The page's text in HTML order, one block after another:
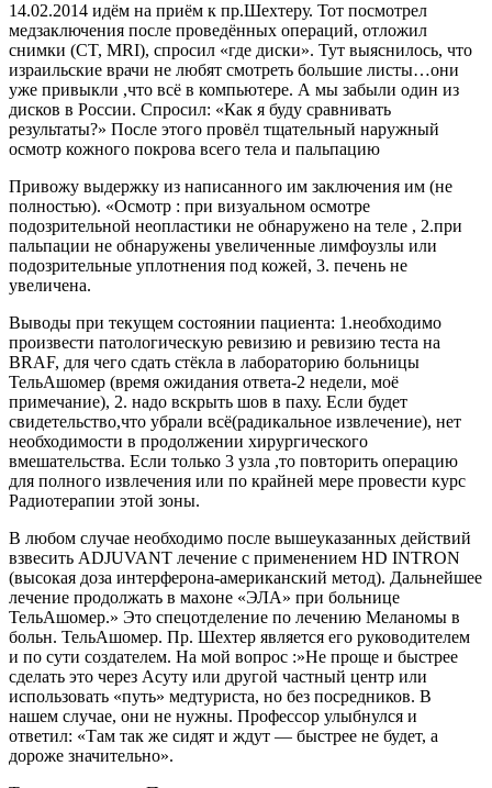
14.02.2014 идём на приём к пр.Шехтеру. Тот посмотрел
медзаключения после проведённых операций, отложил
снимки (CT, MRI), спросил «где диски». Тут выяснилось, что
израильские врачи не любят смотреть большие листы…они
уже привыкли ,что всё в компьютере. А мы забыли один из
дисков в России. Спросил: «Как я буду сравнивать
результаты?» После этого провёл тщательный наружный
осмотр кожного покрова всего тела и пальпацию
Привожу выдержку из написанного им заключения им (не
полностью). «Осмотр : при визуальном осмотре
подозрительной неопластики не обнаружено на теле , 2.при
пальпации не обнаружены увеличенные лимфоузлы или
подозрительные уплотнения под кожей, 3. печень не
увеличена.
Выводы при текущем состоянии пациента: 1.необходимо
произвести патологическую ревизию и ревизию теста на
BRAF, для чего сдать стёкла в лабораторию больницы
ТельАшомер (время ожидания ответа-2 недели, моё
примечание), 2. надо вскрыть шов в паху. Если будет
свидетельство,что убрали всё(радикальное извлечение), нет
необходимости в продолжении хирургического
вмешательства. Если только 3 узла ,то повторить операцию
для полного извлечения или по крайней мере провести курс
Радиотерапии этой зоны.
В любом случае необходимо после вышеуказанных действий
взвесить ADJUVANT лечение с применением HD INTRON
(высокая доза интерферона-американский метод). Дальнейшее
лечение продолжать в махоне «ЭЛА» при больнице
ТельАшомер.» Это спецотделение по лечению Меланомы в
больн. ТельАшомер. Пр. Шехтер является его руководителем
и по сути создателем. На мой вопрос :»Не проще и быстрее
сделать это через Асуту или другой частный центр или
использовать «путь» медтуриста, но без посредников. В
нашем случае, они не нужны. Профессор улыбнулся и
ответил: «Там так же сидят и ждут — быстрее не будет, а
дороже значительно».